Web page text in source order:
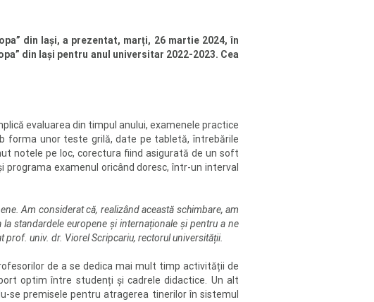
din Iași, a prezentat, marți, 26 martie 2024, în
din Iași pentru anul universitar 2022-2023. Cea
evaluarea din timpul anului, examenele practice
forma unor teste grilă, date pe tabletă, întrebările
notele pe loc, corectura fiind asigurată de un soft
examenul oricând doresc, într-un interval
Am considerat că, realizând această schimbare, am
standardele europene și internaționale și pentru a ne
prof. univ. dr. Viorel Scripcariu, rectorul universității.
de a se dedica mai mult timp activității de
optim între studenți și cadrele didactice. Un alt
se premisele pentru atragerea tinerilor în sistemul